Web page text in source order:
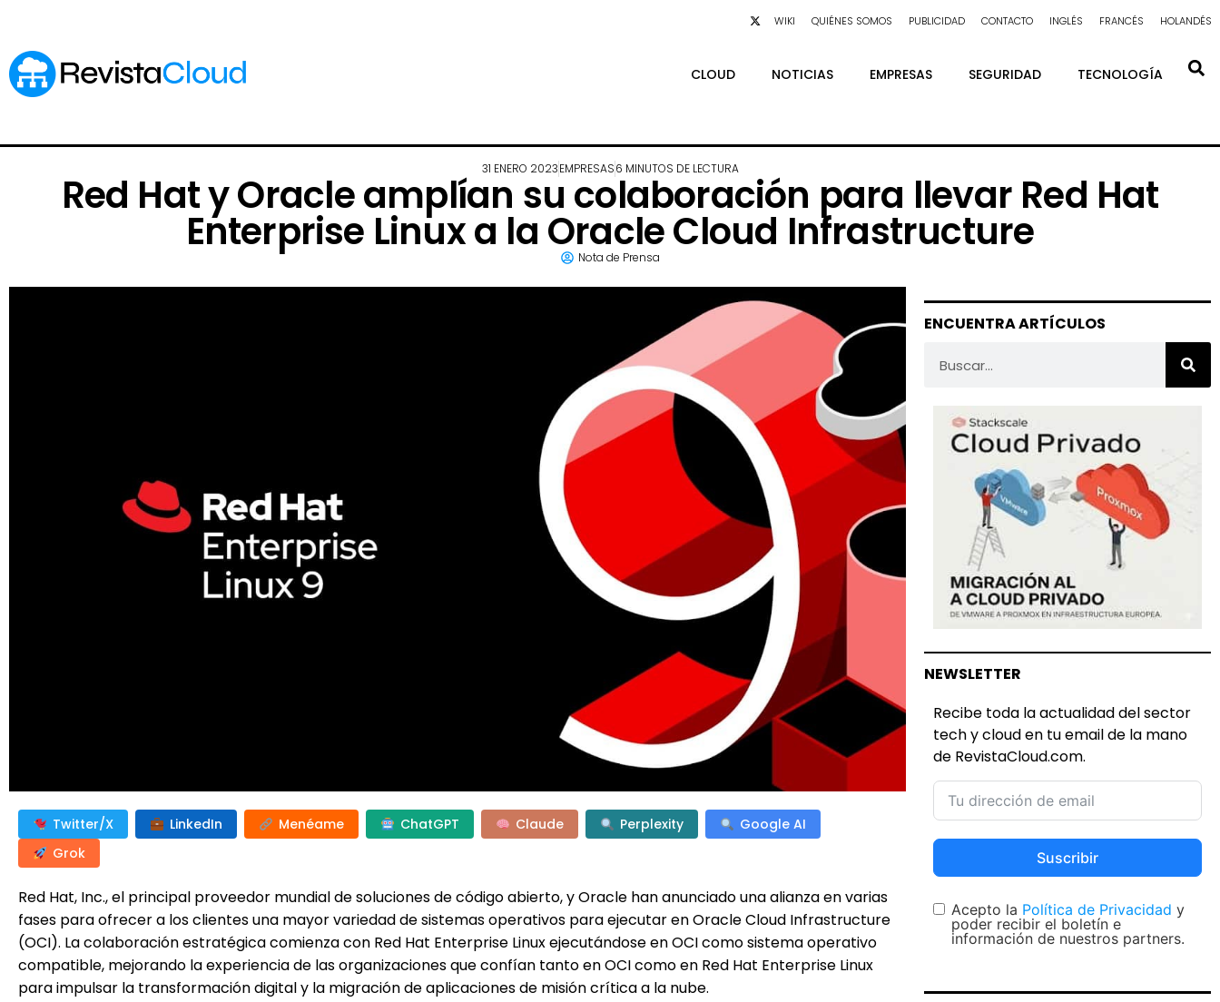
WIKI QUIÉNES SOMOS PUBLICIDAD CONTACTO INGLÉS FRANCÉS HOLANDÉS
CLOUD NOTICIAS EMPRESAS SEGURIDAD TECNOLOGÍA
31 ENERO 2023EMPRESAS6 MINUTOS DE LECTURA
Red Hat y Oracle amplían su colaboración para llevar Red Hat
Enterprise Linux a la Oracle Cloud Infrastructure
Nota de Prensa
Twitter/X LinkedIn Menéame ChatGPT Claude Perplexity
Google AI
Grok
Red Hat, Inc., el principal proveedor mundial de soluciones de código abierto, y Oracle han anunciado una alianza en varias
fases para ofrecer a los clientes una mayor variedad de sistemas operativos para ejecutar en Oracle Cloud Infrastructure
(OCI). La colaboración estratégica comienza con Red Hat Enterprise Linux ejecutándose en OCI como sistema operativo
compatible, mejorando la experiencia de las organizaciones que confían tanto en OCI como en Red Hat Enterprise Linux
para impulsar la transformación digital y la migración de aplicaciones de misión crítica a la nube.
ENCUENTRA ARTÍCULOS
NEWSLETTER
Recibe toda la actualidad del sector
tech y cloud en tu email de la mano
de RevistaCloud.com.
Suscribir
Acepto la Política de Privacidad y
poder recibir el boletín e
información de nuestros partners.